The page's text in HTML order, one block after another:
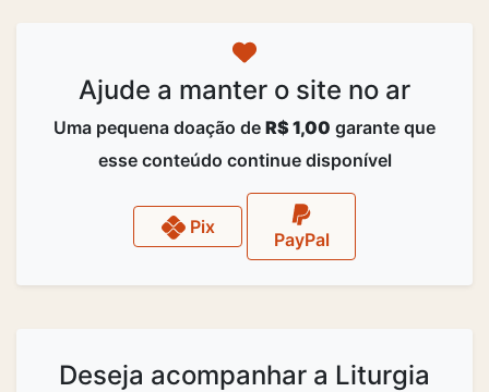
Ajude a manter o site no ar
Uma pequena doação de R$ 1,00 garante que
esse conteúdo continue disponível
Pix
PayPal
Deseja acompanhar a Liturgia